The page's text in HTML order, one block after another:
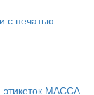
с печатью